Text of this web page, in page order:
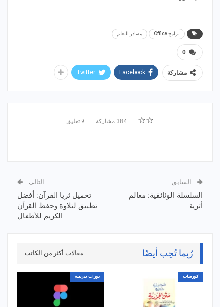
برامج Office مصادر التعلم
0
مشاركة Facebook
Twitter
☆☆ 384 مشاركة 9 تعليق
السابق
السلسلة الوثائقية: معالم
أثرية
التالي
تحميل ثريا القرآن: أفضل
تطبيق لتلاوة وحفظ القرآن
الكريم للأطفال
رُبما تُحِب أيضًا مقالات أكثر من الكاتب
كورسات دورات تدريبية